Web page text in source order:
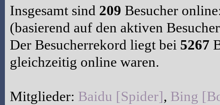
Insgesamt sind 209 Besucher
(basierend auf den aktiven
Der Besucherrekord liegt bei 5267
gleichzeitig online waren.
Mitglieder: Baidu [Spider], Bing